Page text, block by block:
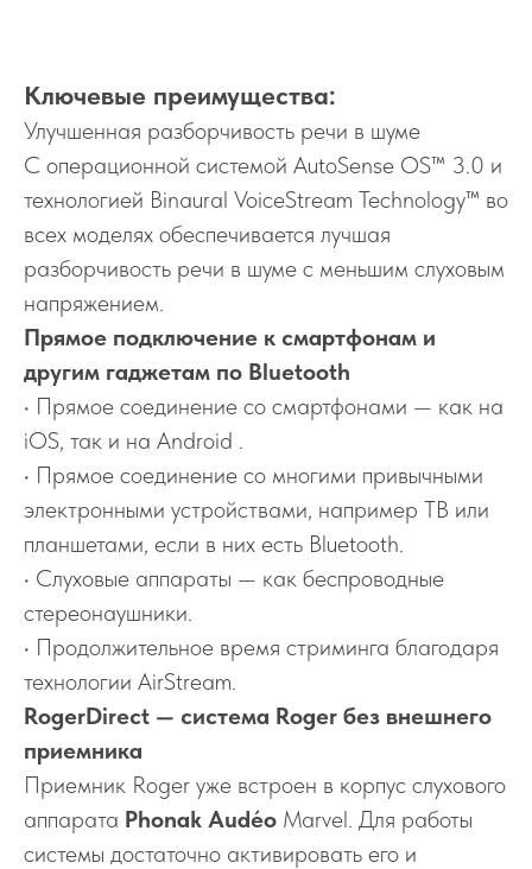
Ключевые преимущества:
Улучшенная разборчивость речи в шуме
С операционной системой AutoSense OS™ 3.0 и
технологией Binaural VoiceStream Technology™ во
всех моделях обеспечивается лучшая
разборчивость речи в шуме с меньшим слуховым
напряжением.
Прямое подключение к смартфонам и
другим гаджетам по Bluetooth
• Прямое соединение со смартфонами — как на
iOS, так и на Android .
• Прямое соединение со многими привычными
электронными устройствами, например ТВ или
планшетами, если в них есть Bluetooth.
• Слуховые аппараты — как беспроводные
стереонаушники.
• Продолжительное время стриминга благодаря
технологии AirStream.
RogerDirect — система Roger без внешнего
приемника
Приемник Roger уже встроен в корпус слухового
аппарата Phonak Audéo Marvel. Для работы
системы достаточно активировать его и